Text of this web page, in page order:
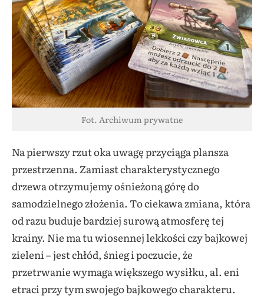
Fot. Archiwum prywatne
Na pierwszy rzut oka uwagę przyciąga plansza
przestrzenna. Zamiast charakterystycznego
drzewa otrzymujemy ośnieżoną górę do
samodzielnego złożenia. To ciekawa zmiana, która
od razu buduje bardziej surową atmosferę tej
krainy. Nie ma tu wiosennej lekkości czy bajkowej
zieleni – jest chłód, śnieg i poczucie, że
przetrwanie wymaga większego wysiłku, al. eni
etraci przy tym swojego bajkowego charakteru.